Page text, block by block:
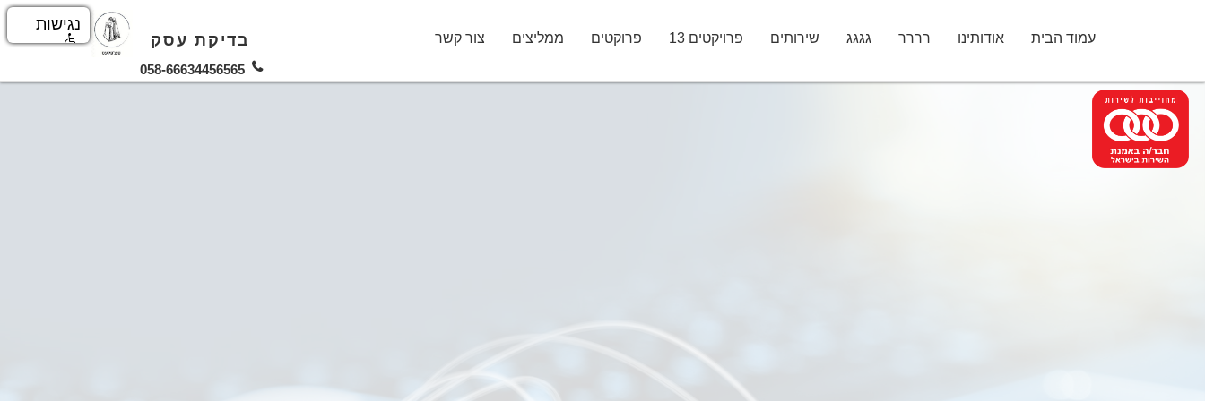
בדיקת עסק
058-66634456565
עמוד הבית אודותינו רררר גגגג שירותים פרויקטים 13 פרוקטים ממליצים צור קשר
נגישות